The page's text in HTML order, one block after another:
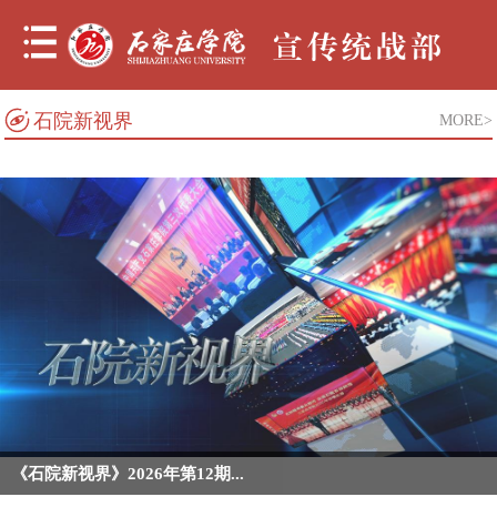
石院新视界 MORE>
《石院新视界》2026年第12期...